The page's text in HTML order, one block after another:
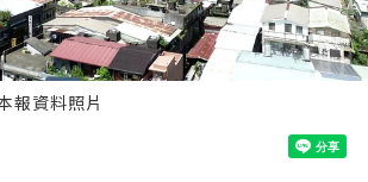
報資料照片